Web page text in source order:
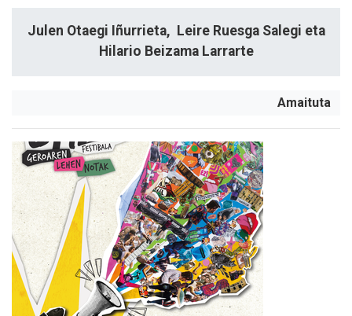
Julen Otaegi Iñurrieta, Leire Ruesga Salegi eta
Hilario Beizama Larrarte
Amaituta